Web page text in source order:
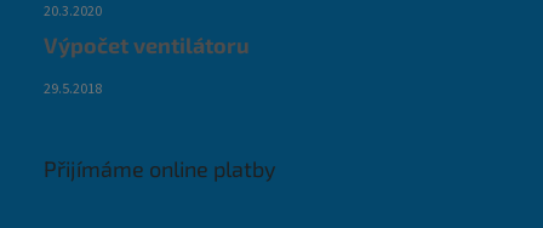
20.3.2020
Výpočet ventilátoru
29.5.2018
Přijímáme online platby